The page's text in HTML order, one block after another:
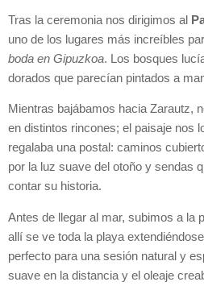
Tras la ceremonia nos dirigimos al
uno de los lugares más increíbles
boda en Gipuzkoa. Los bosques
dorados que parecían pintados a
Mientras bajábamos hacia Zarautz,
en distintos rincones; el paisaje nos
regalaba una postal: caminos
por la luz suave del otoño y sendas
contar su historia.
Antes de llegar al mar, subimos a la
allí se ve toda la playa
perfecto para una sesión natural y
suave en la distancia y el oleaje